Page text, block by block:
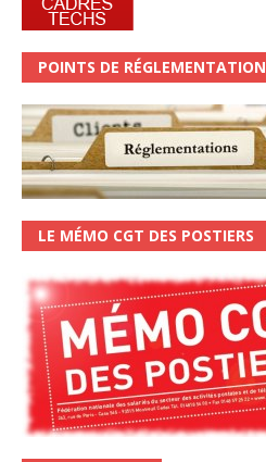
POINTS DE RÉGLEMENTATION
LE MÉMO CGT DES POSTIERS